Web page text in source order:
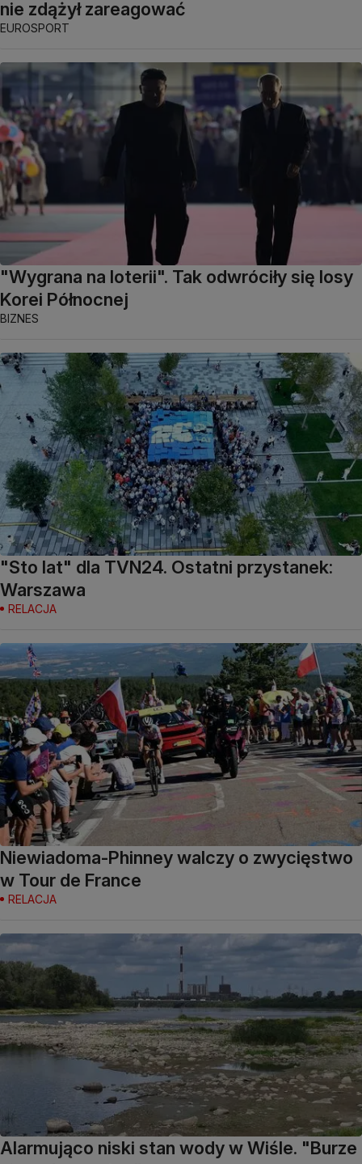
nie zdążył zareagować
EUROSPORT
"Wygrana na loterii". Tak odwróciły się losy
Korei Północnej
BIZNES
"Sto lat" dla TVN24. Ostatni przystanek:
Warszawa
RELACJA
Niewiadoma-Phinney walczy o zwycięstwo
w Tour de France
RELACJA
Alarmująco niski stan wody w Wiśle. "Burze